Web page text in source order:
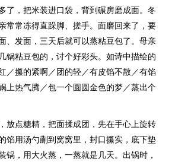
了，把米装进口袋，背到碾房磨成面。冬
常常冻得直跺脚、搓手。面磨回来了，要
、发面，三天后就可以蒸粘豆包了。母亲
锅粘豆包的，讨个好彩头。如诗中描绘的
／攥的紧啊／团的轻／有皮馅不散／有馅
上热气腾／包一个圆圆金色的梦／蒸出个
放点糖精，把面揉成团，先在手心上旋转
馅用汤勺蒯到窝窝里，封口攥实，底下垫
锅，用大火蒸，一蒸就是几天。出锅时，